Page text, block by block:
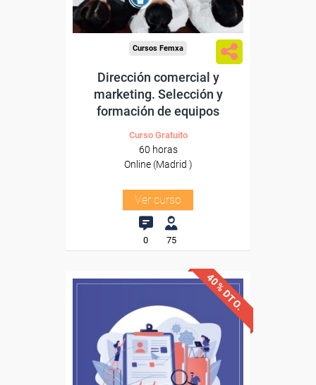
Cursos Femxa
Dirección comercial y
marketing. Selección y
formación de equipos
Curso Gratuito
60 horas
Online (Madrid )
Ver curso
0 75
40% DTO.
Descuentos especiales
Sin requisitos de acceso